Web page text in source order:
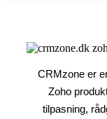
CRMzone er
Zoho
tilpasning,